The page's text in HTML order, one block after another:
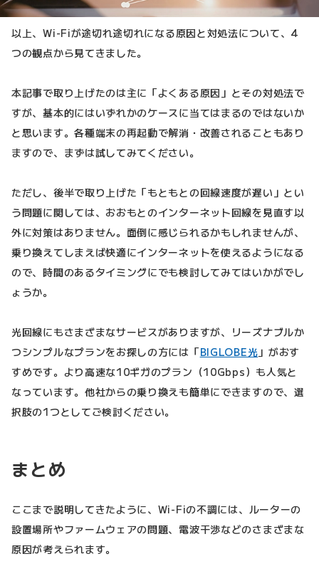
以上、Wi-Fiが途切れ途切れになる原因と対処法について、4
つの観点から見てきました。
本記事で取り上げたのは主に「よくある原因」とその対処法で
すが、基本的にはいずれかのケースに当てはまるのではないか
と思います。各種端末の再起動で解消・改善されることもあり
ますので、まずは試してみてください。
ただし、後半で取り上げた「もともとの回線速度が遅い」とい
う問題に関しては、おおもとのインターネット回線を見直す以
外に対策はありません。面倒に感じられるかもしれませんが、
乗り換えてしまえば快適にインターネットを使えるようになる
ので、時間のあるタイミングにでも検討してみてはいかがでし
ょうか。
光回線にもさまざまなサービスがありますが、リーズナブルか
つシンプルなプランをお探しの方には「BIGLOBE光 」がおす
すめです。より高速な10ギガのプラン（10Gbps）も人気と
なっています。他社からの乗り換えも簡単にできますので、選
択肢の1つとしてご検討ください。
まとめ
ここまで説明してきたように、Wi-Fiの不調には、ルーターの
設置場所やファームウェアの問題、電波干渉などのさまざまな
原因が考えられます。